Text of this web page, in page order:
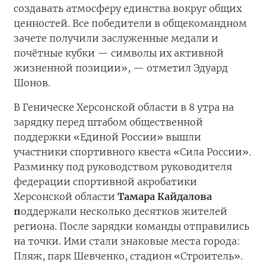
создавать атмосферу единства вокруг общих
ценностей. Все победители в общекомандном
зачете получили заслуженные медали и
почётные кубки — символы их активной
жизненной позиции», — отметил Эдуард
Шонов.
В Геническе Херсонской области в 8 утра на
зарядку перед штабом общественной
поддержки «Единой России» вышли
участники спортивного квеста «Сила России».
Разминку под руководством руководителя
федерации спортивной акробатики
Херсонской области Тамара Кайдалова
поддержали несколько десятков жителей
региона. После зарядки команды отправились
на точки. Ими стали знаковые места города:
Пляж, парк Шевченко, стадион «Строитель».